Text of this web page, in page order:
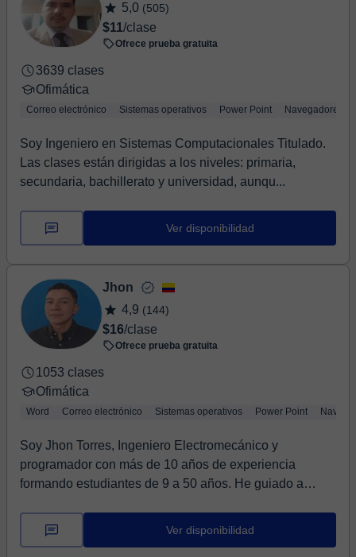
5,0 (505)
$11/clase
Ofrece prueba gratuita
3639 clases
Ofimática
Correo electrónico Sistemas operativos Power Point Navegadores
Soy Ingeniero en Sistemas Computacionales Titulado.
Las clases están dirigidas a los niveles: primaria,
secundaria, bachillerato y universidad, aunqu...
Ver disponibilidad
Jhon
4,9 (144)
$16/clase
Ofrece prueba gratuita
1053 clases
Ofimática
Word Correo electrónico Sistemas operativos Power Point
Soy Jhon Torres, Ingeniero Electromecánico y
programador con más de 10 años de experiencia
formando estudiantes de 9 a 50 años. He guiado a
Ver disponibilidad